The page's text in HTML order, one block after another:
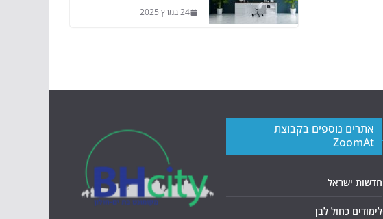
24 במרץ 2025
אתרים נוספים בקבוצת
ZoomAt
חדשות ישראל
לימודים כחול לבן